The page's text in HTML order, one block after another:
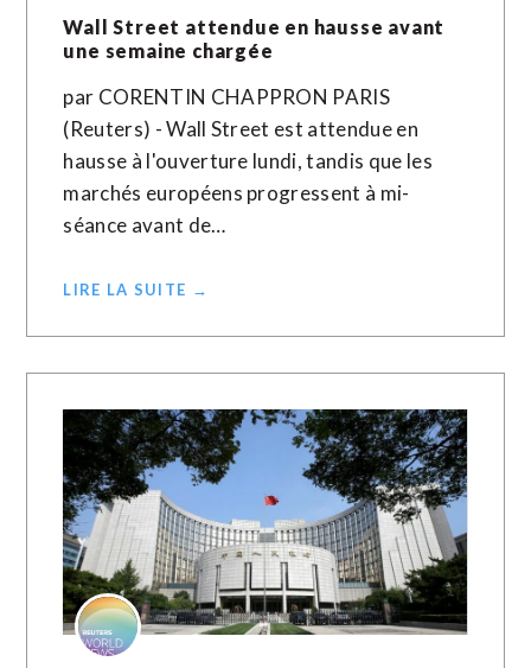
Wall Street attendue en hausse avant
une semaine chargée
par CORENTIN CHAPPRON PARIS
(Reuters) - Wall Street est attendue en
hausse à l'ouverture lundi, tandis que les
marchés européens progressent à mi-
séance avant de…
LIRE LA SUITE →